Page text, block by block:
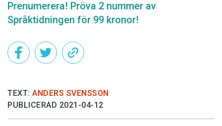
Prenumerera! Pröva 2 nummer av
Språktidningen för 99 kronor!
TEXT: ANDERS SVENSSON
PUBLICERAD 2021-04-12